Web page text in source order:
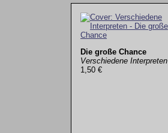
Die große Chance
Verschiedene Interpreten
1,50 €